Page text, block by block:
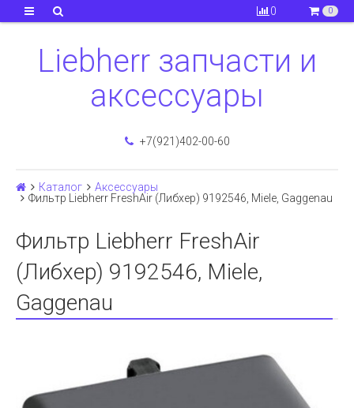
0 0
Liebherr запчасти и
аксессуары
+7(921)402-00-60
Каталог
Аксессуары
Фильтр Liebherr FreshAir (Либхер) 9192546, Miele, Gaggenau
Фильтр Liebherr FreshAir
(Либхер) 9192546, Miele,
Gaggenau